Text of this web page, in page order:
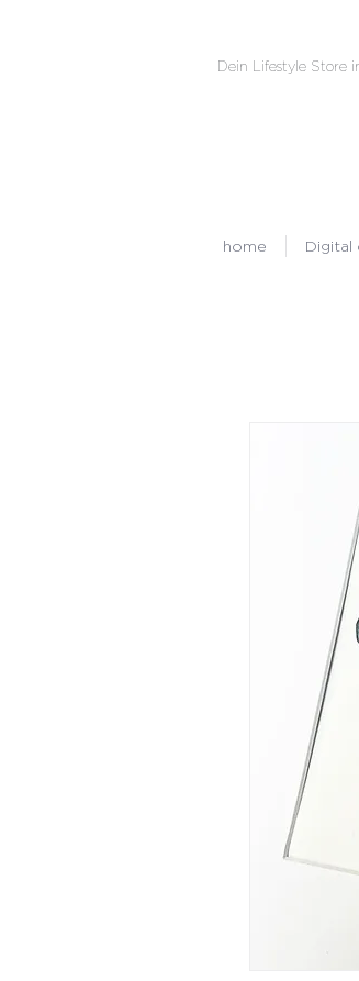
Dein Lifestyle Store
home Digital